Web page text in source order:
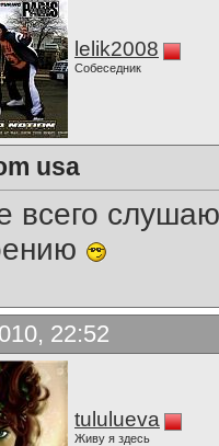
lelik2008
Собеседник
usa
всего
22:52
tululueva
Живу я здесь